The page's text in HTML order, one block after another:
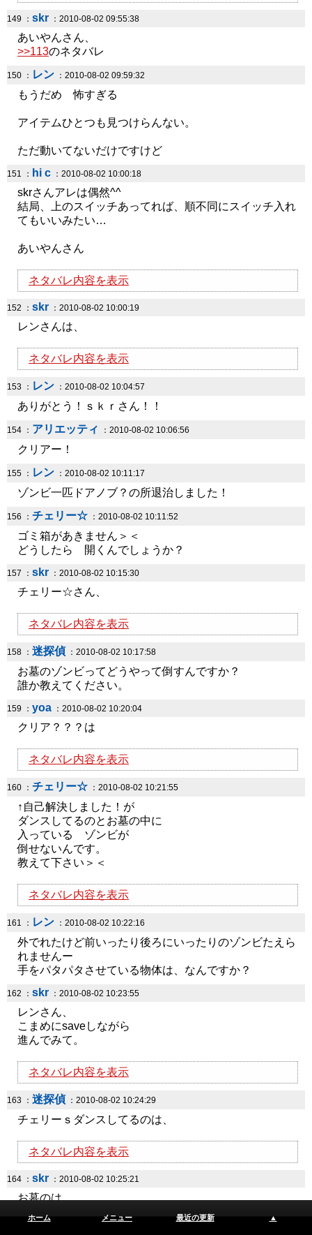
149 ： skr ：2010-08-02 09:55:38
あいやんさん、
>>113のネタバレ
150 ： レン ：2010-08-02 09:59:32
もうだめ 怖すぎる
アイテムひとつも見つけらんない。
ただ動いてないだけですけど
151 ： hi c ：2010-08-02 10:00:18
skrさんアレは偶然^^
結局、上のスイッチあってれば、順不同にスイッチ入れ
てもいいみたい…
あいやんさん
ネタバレ内容を表示
152 ： skr ：2010-08-02 10:00:19
レンさんは、
ネタバレ内容を表示
153 ： レン ：2010-08-02 10:04:57
ありがとう！ｓｋｒさん！！
154 ： アリエッティ ：2010-08-02 10:06:56
クリアー！
155 ： レン ：2010-08-02 10:11:17
ゾンビ一匹ドアノブ？の所退治しました！
156 ： チェリー☆ ：2010-08-02 10:11:52
ゴミ箱があきません＞＜
どうしたら 開くんでしょうか？
157 ： skr ：2010-08-02 10:15:30
チェリー☆さん、
ネタバレ内容を表示
158 ： 迷探偵 ：2010-08-02 10:17:58
お墓のゾンビってどうやって倒すんですか？
誰か教えてください。
159 ： yoa ：2010-08-02 10:20:04
クリア？？？は
ネタバレ内容を表示
160 ： チェリー☆ ：2010-08-02 10:21:55
↑自己解決しました！が
ダンスしてるのとお墓の中に
入っている ゾンビが
倒せないんです。
教えて下さい＞＜
ネタバレ内容を表示
161 ： レン ：2010-08-02 10:22:16
外でれたけど前いったり後ろにいったりのゾンビたえら
れませんー
手をパタパタさせている物体は、なんですか？
162 ： skr ：2010-08-02 10:23:55
レンさん、
こまめにsaveしながら
進んでみて。
ネタバレ内容を表示
163 ： 迷探偵 ：2010-08-02 10:24:29
チェリーｓダンスしてるのは、
ネタバレ内容を表示
164 ： skr ：2010-08-02 10:25:21
お墓のは、
ホーム メニュー 最近の更新 ▲